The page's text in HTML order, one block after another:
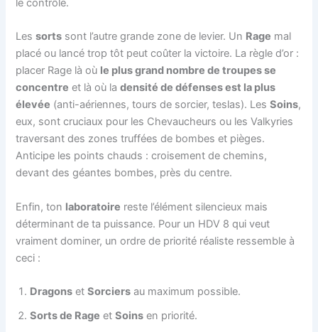
le contrôle.
Lessorts sont l’autre grande zone de levier. Un Rage mal
placé ou lancé trop tôt peut coûter la victoire. La règle d’or :
placer Rage là où le plus grand nombre de troupes se
concentre et là où ladensité de défenses est la plus
élevée (anti-aériennes, tours de sorcier, teslas). LesSoins,
eux, sont cruciaux pour les Chevaucheurs ou les Valkyries
traversant des zones truffées de bombes et pièges.
Anticipe les points chauds : croisement de chemins,
devant des géantes bombes, près du centre.
Enfin, ton laboratoire reste l’élément silencieux mais
déterminant de ta puissance. Pour un HDV 8 qui veut
vraiment dominer, un ordre de priorité réaliste ressemble à
ceci :
Dragons etSorciers au maximum possible.
Sorts de Rage etSoins en priorité.